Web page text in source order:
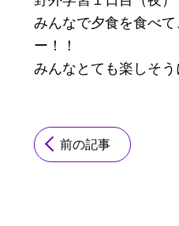
みんなで夕食を食べ
ー！！
みんなとても楽しそう
前の記事